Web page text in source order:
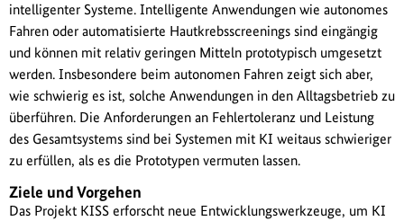
intelligenter Systeme. Intelligente Anwendungen wie autonomes
Fahren oder automatisierte Hautkrebsscreenings sind eingängig
und können mit relativ geringen Mitteln prototypisch umgesetzt
werden. Insbesondere beim autonomen Fahren zeigt sich aber,
wie schwierig es ist, solche Anwendungen in den Alltagsbetrieb zu
überführen. Die Anforderungen an Fehlertoleranz und Leistung
des Gesamtsystems sind bei Systemen mit KI weitaus schwieriger
zu erfüllen, als es die Prototypen vermuten lassen.
Ziele und Vorgehen
Das Projekt KISS erforscht neue Entwicklungswerkzeuge, um KI